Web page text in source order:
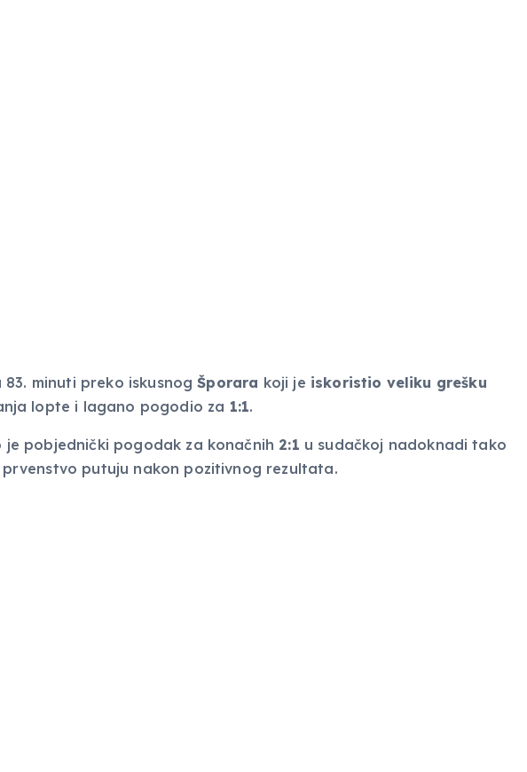
83. minuti preko iskusnogŠporara koji je iskoristio veliku grešku
lopte i lagano pogodio za 1:1.
je pobjednički pogodak za konačnih 2:1 u sudačkoj nadoknadi tako
putuju nakon pozitivnog rezultata.